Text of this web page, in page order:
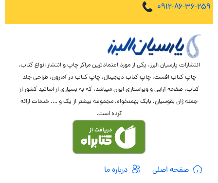
0912-86-36-259
انتشارات پارسیان البرز، یکی از مورد اعتمادترین مراکز چاپ و انتشار انواع کتاب،
چاپ کتاب افست، چاپ کتاب دیجیتال، چاپ کتاب در آمازون، طراحی جلد
کتاب، صفحه آرایی و ویراستاری ایران میباشد، که به بسیاری از اساتید کشور از
جمله ژان بقوسیان، بابک بهمنخواه، مجموعه بیشتر از یک و …. خدمات ارائه
کرده است.
صفحه اصلی
درباره ما